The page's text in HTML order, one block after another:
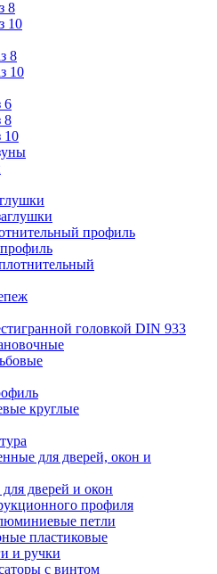
8
10
8
10
6
8
10
профиль
головкой DIN 933
круглые
для дверей, окон и
дверей и окон
профиля
петли
пластиковые
и ручки
c винтом